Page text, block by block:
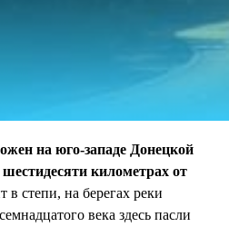
на юго-западе Донецкой
километрах от
в степи, на берегах реки
века здесь пасли